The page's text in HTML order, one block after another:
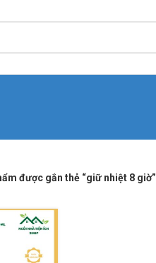
được gắn thẻ “giữ nhiệt 8 giờ”